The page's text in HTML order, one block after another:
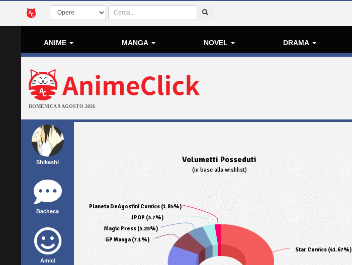
ANIME MANGA NOVEL DRAMA
DOMENICA 9 AGOSTO 2026
Shikashi
Bacheca
Amici
Volumetti Posseduti
(in base alla wishlist)
Star Comics (41.67%)
GP Manga (7.1%)
Magic Press (5.25%)
JPOP (3.7%)
Planeta DeAgostini Comics (1.85%)